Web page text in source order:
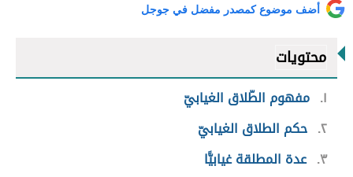
أضف موضوع كمصدر مفضل في جوجل
محتويات
١ مفهوم الطّلاق الغيابيّ
٢ حكم الطلاق الغيابيّ
٣ عدة المطلقة غيابيًّا